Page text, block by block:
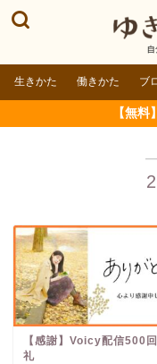
生きかた 働きかた ブ
【無
―
【感謝】Voicy配信500
礼